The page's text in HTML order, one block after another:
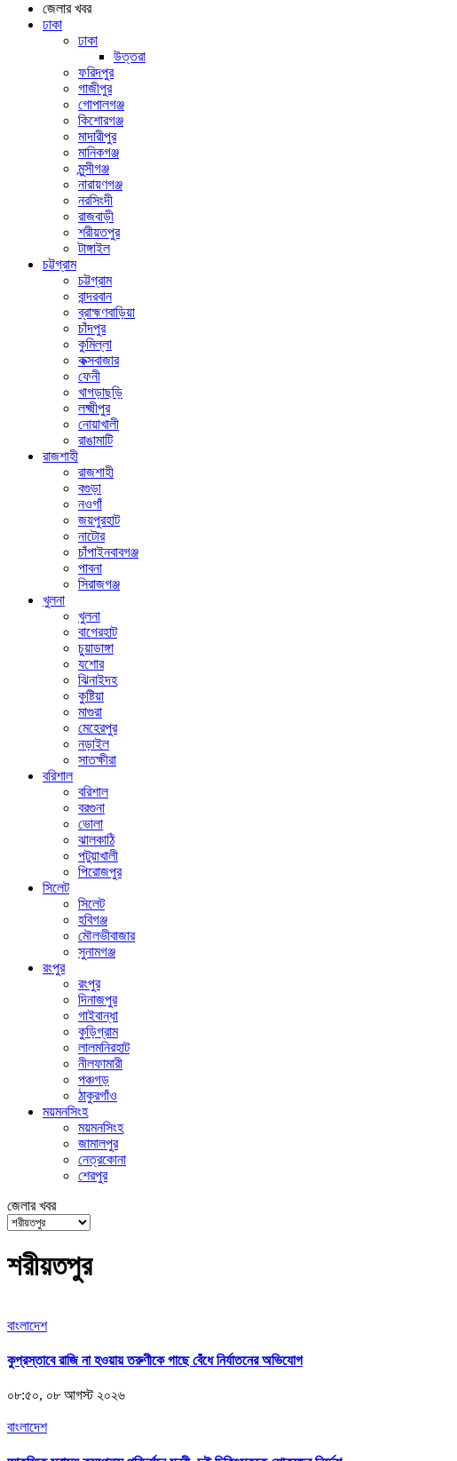
জেলার খবর
ঢাকা
ঢাকা
উত্তরা
ফরিদপুর
গাজীপুর
গোপালগঞ্জ
কিশোরগঞ্জ
মাদারীপুর
মানিকগঞ্জ
মুন্সীগঞ্জ
নারায়ণগঞ্জ
নরসিংদী
রাজবাড়ী
শরীয়তপুর
টাঙ্গাইল
চট্টগ্রাম
চট্টগ্রাম
বান্দরবান
ব্রাহ্মণবাড়িয়া
চাঁদপুর
কুমিল্লা
কক্সবাজার
ফেনী
খাগড়াছড়ি
লক্ষ্মীপুর
নোয়াখালী
রাঙামাটি
রাজশাহী
রাজশাহী
বগুড়া
নওগাঁ
জয়পুরহাট
নাটোর
চাঁপাইনবাবগঞ্জ
পাবনা
সিরাজগঞ্জ
খুলনা
খুলনা
বাগেরহাট
চুয়াডাঙ্গা
যশোর
ঝিনাইদহ
কুষ্টিয়া
মাগুরা
মেহেরপুর
নড়াইল
সাতক্ষীরা
বরিশাল
বরিশাল
বরগুনা
ভোলা
ঝালকাঠি
পটুয়াখালী
পিরোজপুর
সিলেট
সিলেট
হবিগঞ্জ
মৌলভীবাজার
সুনামগঞ্জ
রংপুর
রংপুর
দিনাজপুর
গাইবান্ধা
কুড়িগ্রাম
লালমনিরহাট
নীলফামারী
পঞ্চগড়
ঠাকুরগাঁও
ময়মনসিংহ
ময়মনসিংহ
জামালপুর
নেত্রকোনা
শেরপুর
জেলার খবর
শরীয়তপুর
বাংলাদেশ
কুপ্রস্তাবে রাজি না হওয়ায় তরুণীকে গাছে বেঁধে নির্যাতনের অভিযোগ
০৮:৫০, ০৮ আগস্ট ২০২৬
বাংলাদেশ